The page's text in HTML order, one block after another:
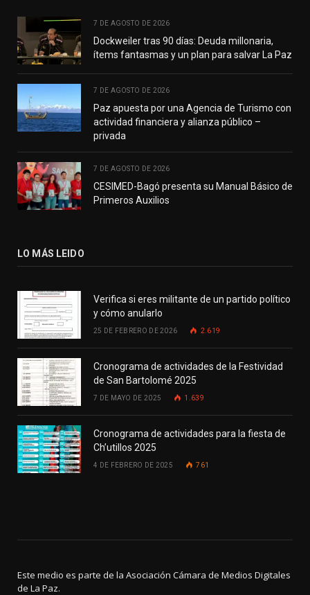
7 DE AGOSTO DE 2026
Dockweiler tras 90 días: Deuda millonaria,
ítems fantasmas y un plan para salvar La Paz
7 DE AGOSTO DE 2026
Paz apuesta por una Agencia de Turismo con
actividad financiera y alianza público –
privada
7 DE AGOSTO DE 2026
CESIMED-Bagó presenta su Manual Básico de
Primeros Auxilios
LO MÁS LEIDO
Verifica si eres militante de un partido político
y cómo anularlo
25 DE FEBRERO DE 2026 2.619
Cronograma de actividades de la Festividad
de San Bartolomé 2025
7 DE MAYO DE 2025 1.639
Cronograma de actividades para la fiesta de
Ch’utillos 2025
4 DE FEBRERO DE 2025 761
Este medio es parte de la Asociación Cámara de Medios Digitales
de La Paz.